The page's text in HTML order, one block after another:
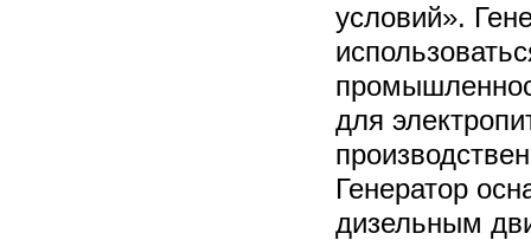
условий».
для
Генератор
дизельным